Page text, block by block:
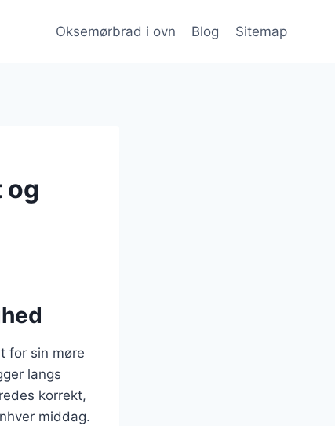
Oksemørbrad i ovn Blog Sitemap
og
for sin møre
langs
korrekt,
middag.